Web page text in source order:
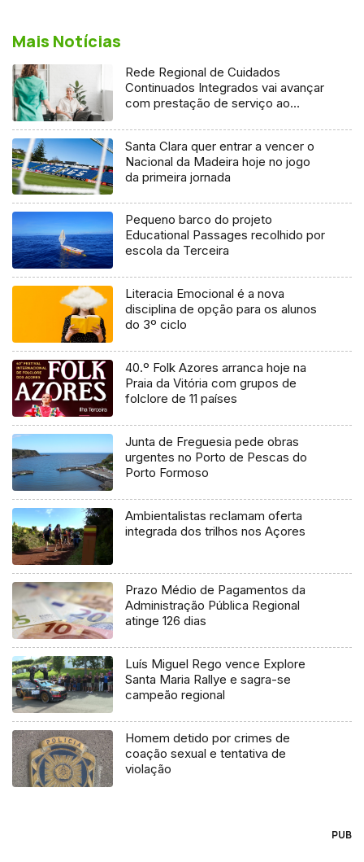
Mais Notícias
Rede Regional de Cuidados
Continuados Integrados vai avançar
com prestação de serviço ao
Santa Clara quer entrar a vencer o
Nacional da Madeira hoje no jogo
da primeira jornada
Pequeno barco do projeto
Educational Passages recolhido por
escola da Terceira
Literacia Emocional é a nova
disciplina de opção para os alunos
do 3º ciclo
40.º Folk Azores arranca hoje na
Praia da Vitória com grupos de
folclore de 11 países
Junta de Freguesia pede obras
urgentes no Porto de Pescas do
Porto Formoso
Ambientalistas reclamam oferta
integrada dos trilhos nos Açores
Prazo Médio de Pagamentos da
Administração Pública Regional
atinge 126 dias
Luís Miguel Rego vence Explore
Santa Maria Rallye e sagra-se
campeão regional
Homem detido por crimes de
coação sexual e tentativa de
violação
PUB